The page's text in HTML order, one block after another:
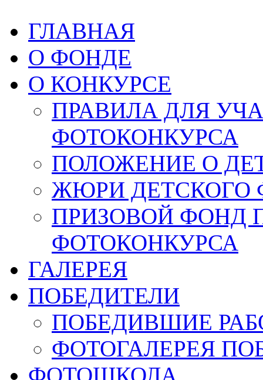
ГЛАВНАЯ
О ФОНДЕ
О КОНКУРСЕ
ПРАВИЛА ДЛЯ
ФОТОКОНКУРСА
ПОЛОЖЕНИЕ О
ЖЮРИ ДЕТСКОГО
ПРИЗОВОЙ ФОНД
ФОТОКОНКУРСА
ГАЛЕРЕЯ
ПОБЕДИТЕЛИ
ПОБЕДИВШИЕ
ФОТОГАЛЕРЕЯ